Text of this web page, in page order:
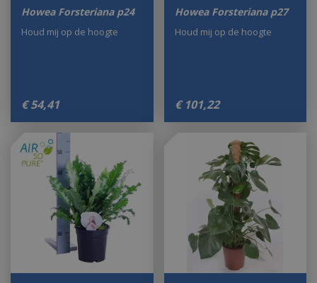
Howea Forsteriana p24
€ 54,41
Houd mij op de hoogte
Howea Forsteriana p27
€ 101,22
Houd mij op de hoogte